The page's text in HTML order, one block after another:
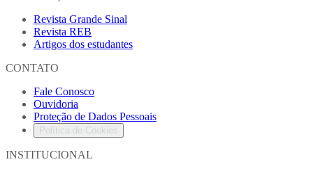
Revista Grande Sinal
Revista REB
Artigos dos estudantes
CONTATO
Fale Conosco
Ouvidoria
Proteção de Dados Pessoais
Política de Cookies
INSTITUCIONAL